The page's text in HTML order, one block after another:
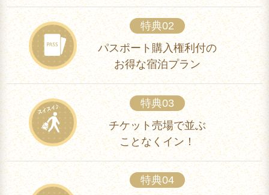
特典02
パスポート購入権利付の
お得な宿泊プラン
特典03
チケット売場で並ぶ
ことなくイン！
特典04